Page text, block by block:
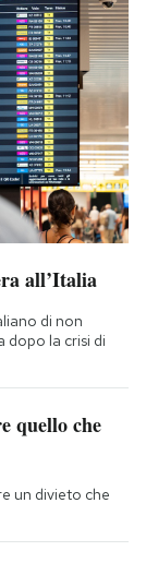
all’Italia
di non
dopo la crisi di
quello che
un divieto che